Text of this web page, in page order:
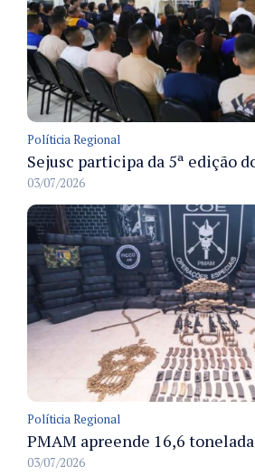
Políticia Regional
03/07/2026
Políticia Regional
03/07/2026